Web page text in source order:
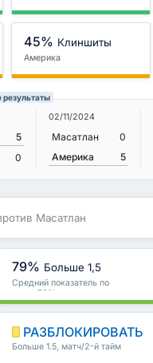
45% Клиншиты
Америка
5
0
02/11/2024
Масатлан
0
Америка
5
Масатлан
79% Больше 1,5
Средний показатель по
лиге : 78%
РАЗБЛОКИРОВАТЬ
Больше 1.5, матч/2-й тайм